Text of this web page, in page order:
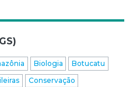
Biologia
Botucatu
Conservação